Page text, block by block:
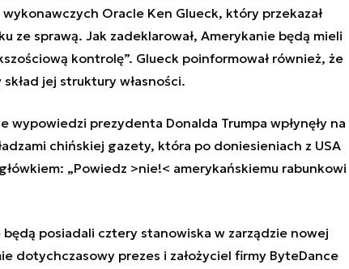
Oracle Ken Glueck, który przekazał
ze sprawą. Jak zadeklarował, Amerykanie będą mieli
kontrolę”. Glueck poinformował również, że
jej struktury własności.
wypowiedzi prezydenta Donalda Trumpa wpłynęły na
chińskiej gazety, która po doniesieniach z USA
„Powiedz >nie!< amerykańskiemu rabunkowi
będą posiadali cztery stanowiska w zarządzie nowej
dotychczasowy prezes i założyciel firmy ByteDance